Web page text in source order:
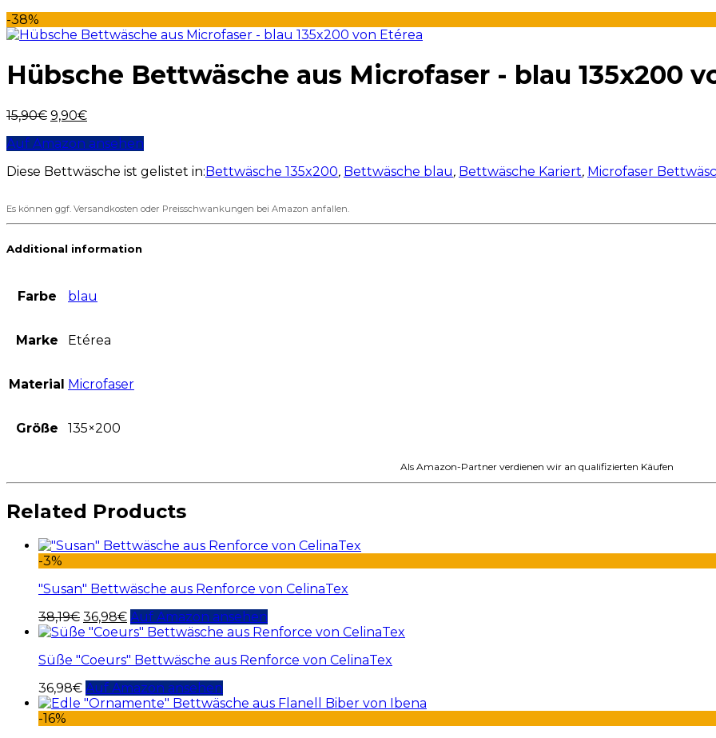
-38%
Hübsche Bettwäsche aus Microfaser - blau 135x200
15,90€ 9,90€
Auf Amazon ansehen
Diese Bettwäsche ist gelistet in:Bettwäsche 135x200, Bettwäsche blau, Bettwäsche Kariert, Microfaser
Es können ggf. Versandkosten oder Preisschwankungen bei Amazon anfallen.
Additional information
Farbe blau
Marke Etérea
Material Microfaser
Größe 135×200
Als Amazon-Partner verdienen wir an qualifizierten Käufen
Related Products
-3%
"Susan" Bettwäsche aus Renforce von CelinaTex
38,19€ 36,98€ Auf Amazon ansehen
Süße "Coeurs" Bettwäsche aus Renforce von CelinaTex
36,98€ Auf Amazon ansehen
-16%